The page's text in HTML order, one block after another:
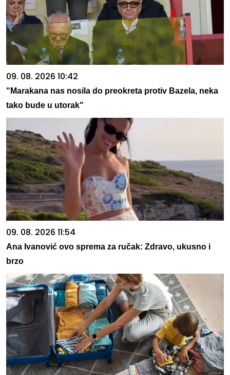
09. 08. 2026 10:42
"Marakana nas nosila do preokreta protiv Bazela, neka
tako bude u utorak"
09. 08. 2026 11:54
Ana Ivanović ovo sprema za ručak: Zdravo, ukusno i
brzo